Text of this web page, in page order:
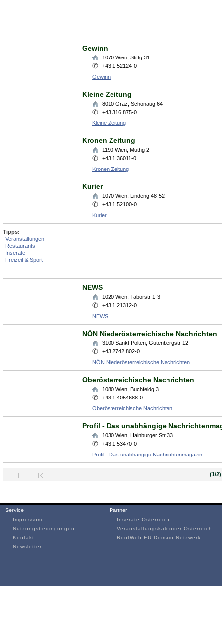
Gewinn
1070 Wien Stiftg 31
+43 1 52124-0
Gewinn
Kleine Zeitung
8010 Graz Schönaug 64
+43 316 875-0
Kleine Zeitung
Kronen Zeitung
1190 Wien Muthg 2
+43 1 36011-0
Kronen Zeitung
Kurier
1070 Wien Lindeng 48-52
+43 1 52100-0
Kurier
Tipps:
Veranstaltungen
Restaurants
Inserate
Freizeit & Sport
NEWS
1020 Wien Taborstr 1-3
+43 1 21312-0
NEWS
NÖN Niederösterreichische Nachrichten
3100 Sankt Pölten Gutenbergstr 12
+43 2742 802-0
NÖN Niederösterreichische Nachrichten
Oberösterreichische Nachrichten
1080 Wien Buchfeldg 3
+43 1 4054688-0
Oberösterreichische Nachrichten
Profil - Das unabhängige
1030 Wien Hainburger Str 33
+43 1 53470-0
Profil - Das unabhängige Nachrichtenmagazin
(1/2)
Service
Impressum
Nutzungsbedingungen
Kontakt
Newsletter
Partner
Inserate Österreich
Veranstaltungskalender Österreich
RootWeb.EU Domain Netzwerk